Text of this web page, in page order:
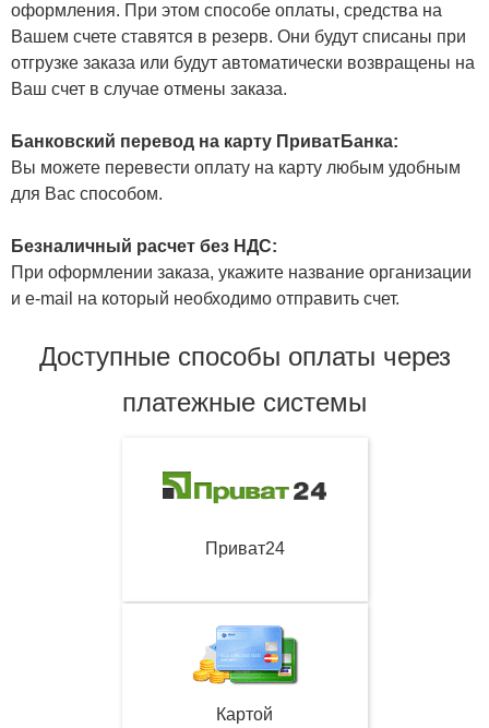
оформления. При этом способе оплаты, средства на
Вашем счете ставятся в резерв. Они будут списаны при
отгрузке заказа или будут автоматически возвращены на
Ваш счет в случае отмены заказа.
Банковский перевод на карту ПриватБанка:
Вы можете перевести оплату на карту любым удобным
для Вас способом.
Безналичный расчет без НДС:
При оформлении заказа, укажите название организации
и e-mail на который необходимо отправить счет.
Доступные способы оплаты через
платежные системы
Приват24
Картой